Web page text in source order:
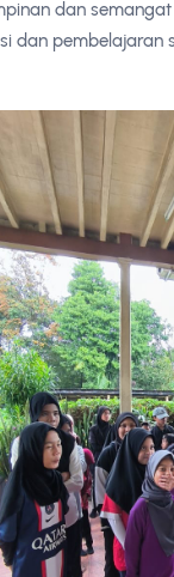
dan
dan pembelajaran